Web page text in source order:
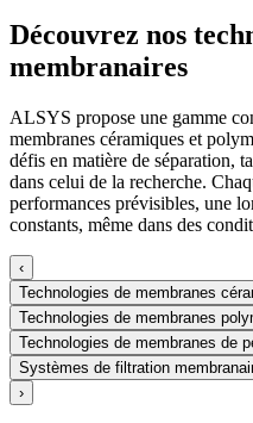
Découvrez nos
membranaires
ALSYS propose une gamme
membranes céramiques et
défis en matière de séparation,
dans celui de la recherche.
performances prévisibles, une
constants, même dans des
‹
Technologies de membranes
Technologies de membranes
Technologies de membranes de
Systèmes de filtration
›